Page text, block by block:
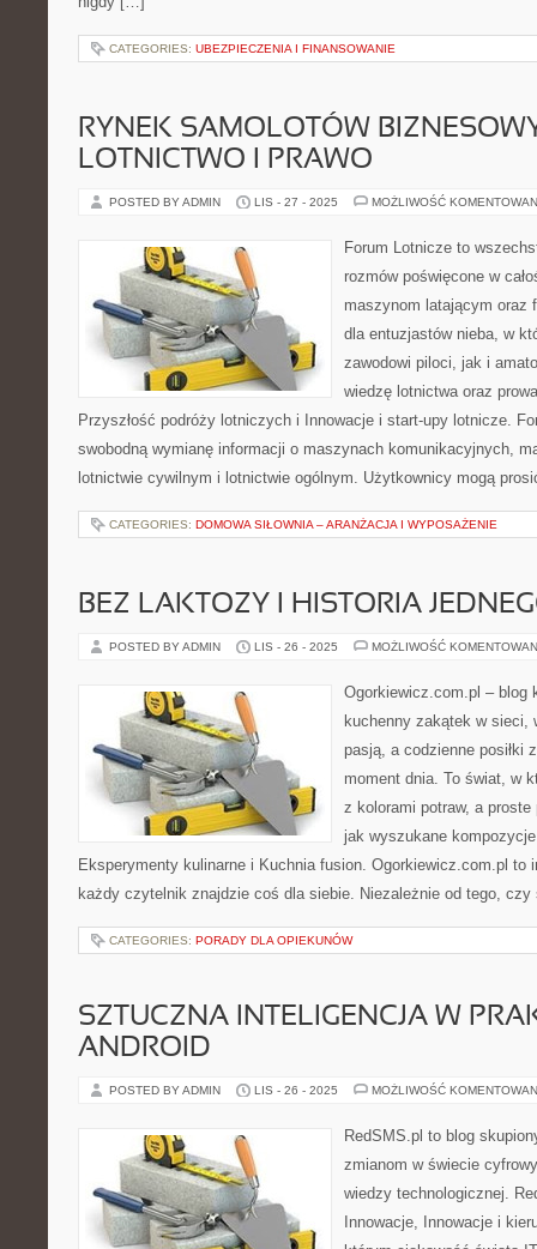
CATEGORIES: UBEZPIECZENIA I FINANSOWANIE
RYNEK SAMOLOTÓW
LOTNICTWO I PRAWO
POSTED BY ADMIN LIS - 27 - 2025 MOŻLIWOŚĆ
Forum Lotnicze to
rozmów poświęcone w
maszynom latającym oraz
dla entuzjastów nieba, w
zawodowi piloci, jak i
wiedzę lotnictwa oraz
Przyszłość podróży lotniczych i Innowacje i start-upy lotnicze.
swobodną wymianę informacji o maszynach komunikacyjnych,
lotnictwie cywilnym i lotnictwie ogólnym. Użytkownicy mogą
CATEGORIES: DOMOWA SIŁOWNIA – ARANŻACJA I WYPOSAŻENIE
BEZ LAKTOZY I HISTORIA
POSTED BY ADMIN LIS - 26 - 2025 MOŻLIWOŚĆ
Ogorkiewicz.com.pl – blog
kuchenny zakątek w sieci,
pasją, a codzienne posiłki
moment dnia. To świat, w
z kolorami potraw, a
jak wyszukane
Eksperymenty kulinarne i Kuchnia fusion. Ogorkiewicz.com.pl to
każdy czytelnik znajdzie coś dla siebie. Niezależnie od tego,
CATEGORIES: PORADY DLA OPIEKUNÓW
SZTUCZNA INTELIGENCJA W
ANDROID
POSTED BY ADMIN LIS - 26 - 2025 MOŻLIWOŚĆ
RedSMS.pl to blog
zmianom w świecie
wiedzy technologicznej.
Innowacje, Innowacje i